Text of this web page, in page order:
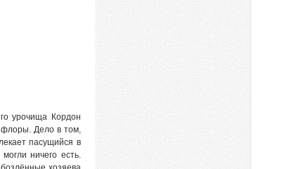
урочища Кордон
флоры. Дело в том,
пасущийся в
ничего есть.